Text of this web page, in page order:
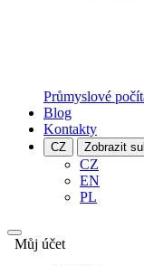
Průmyslové
Blog
Kontakty
CZ Zobrazit
CZ
EN
PL
Můj účet